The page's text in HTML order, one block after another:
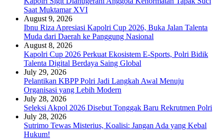
Saat Muktamar XVI
August 9, 2026
Ibnu Riza Apresiasi Kapolri Cup 2026, Buka Jalan Talenta
Muda dari Daerah ke Panggung Nasional
August 8, 2026
Kapolri Cup 2026 Perkuat Ekosistem E-Sports, Polri Bidik
Talenta Digital Berdaya Saing Global
July 29, 2026
Pelantikan KBPP Polri Jadi Langkah Awal Menuju
Organisasi yang Lebih Modern
July 28, 2026
Seleksi Akpol 2026 Disebut Tonggak Baru Rekrutmen Polri
July 28, 2026
Sutrimo Tewas Misterius, Koalisi: Jangan Ada yang Kebal
Hukum!